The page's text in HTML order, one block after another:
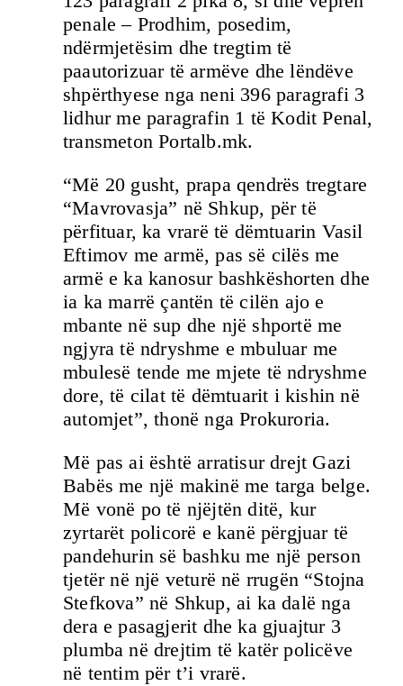
penale – Prodhim, posedim,
ndërmjetësim dhe tregtim të
paautorizuar të armëve dhe lëndëve
shpërthyese nga neni 396 paragrafi 3
lidhur me paragrafin 1 të Kodit Penal,
transmeton Portalb.mk.
“Më 20 gusht, prapa qendrës tregtare
“Mavrovasja” në Shkup, për të
përfituar, ka vrarë të dëmtuarin Vasil
Eftimov me armë, pas së cilës me
armë e ka kanosur bashkëshorten dhe
ia ka marrë çantën të cilën ajo e
mbante në sup dhe një shportë me
ngjyra të ndryshme e mbuluar me
mbulesë tende me mjete të ndryshme
dore, të cilat të dëmtuarit i kishin në
automjet”, thonë nga Prokuroria.
Më pas ai është arratisur drejt Gazi
Babës me një makinë me targa belge.
Më vonë po të njëjtën ditë, kur
zyrtarët policorë e kanë përgjuar të
pandehurin së bashku me një person
tjetër në një veturë në rrugën “Stojna
Stefkova” në Shkup, ai ka dalë nga
dera e pasagjerit dhe ka gjuajtur 3
plumba në drejtim të katër policëve
në tentim për t’i vrarë.